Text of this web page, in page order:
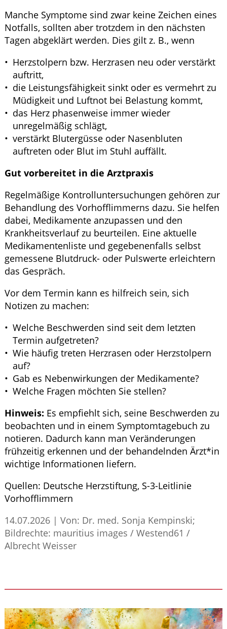
Manche Symptome sind zwar keine Zeichen eines
Notfalls, sollten aber trotzdem in den nächsten
Tagen abgeklärt werden. Dies gilt z. B., wenn
Herzstolpern bzw. Herzrasen neu oder verstärkt
auftritt,
die Leistungsfähigkeit sinkt oder es vermehrt zu
Müdigkeit und Luftnot bei Belastung kommt,
das Herz phasenweise immer wieder
unregelmäßig schlägt,
verstärkt Blutergüsse oder Nasenbluten
auftreten oder Blut im Stuhl auffällt.
Gut vorbereitet in die Arztpraxis
Regelmäßige Kontrolluntersuchungen gehören zur
Behandlung des Vorhofflimmerns dazu. Sie helfen
dabei, Medikamente anzupassen und den
Krankheitsverlauf zu beurteilen. Eine aktuelle
Medikamentenliste und gegebenenfalls selbst
gemessene Blutdruck- oder Pulswerte erleichtern
das Gespräch.
Vor dem Termin kann es hilfreich sein, sich
Notizen zu machen:
Welche Beschwerden sind seit dem letzten
Termin aufgetreten?
Wie häufig treten Herzrasen oder Herzstolpern
auf?
Gab es Nebenwirkungen der Medikamente?
Welche Fragen möchten Sie stellen?
Hinweis: Es empfiehlt sich, seine Beschwerden zu
beobachten und in einem Symptomtagebuch zu
notieren. Dadurch kann man Veränderungen
frühzeitig erkennen und der behandelnden Ärzt*in
wichtige Informationen liefern.
Quellen: Deutsche Herzstiftung, S-3-Leitlinie
Vorhofflimmern
14.07.2026 | Von: Dr. med. Sonja Kempinski;
Bildrechte: mauritius images / Westend61 /
Albrecht Weisser